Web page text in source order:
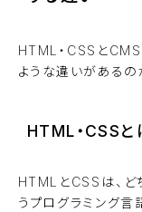
HTML・CSSと
ような違いがあるの
HTML・CSSと
HTMLとCSSは、ど
うプログラミング言